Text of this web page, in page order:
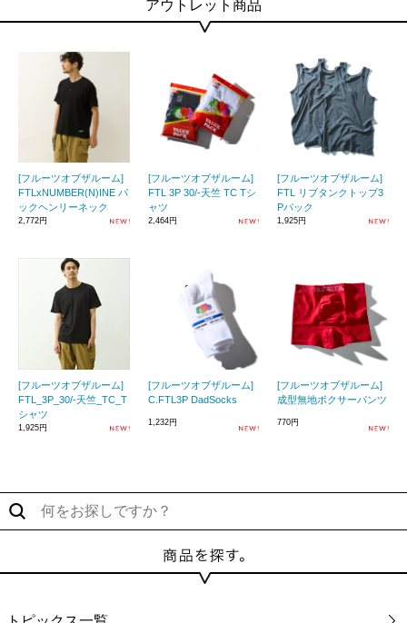
アウトレット商品
[フルーツオブザルーム]
FTLxNUMBER(N)INE パ
ックヘンリーネック
2,772円
[フルーツオブザルーム]
FTL 3P 30/-天竺 TC Tシ
ャツ
2,464円
[フルーツオブザルーム]
FTL リブタンクトップ3
Pパック
1,925円
[フルーツオブザルーム]
FTL_3P_30/-天竺_TC_T
シャツ
1,925円
[フルーツオブザルーム]
C.FTL3P DadSocks
1,232円
[フルーツオブザルーム]
成型無地ボクサーパンツ
770円